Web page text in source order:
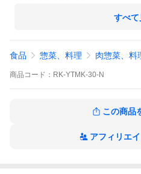
・ 純系名古屋コーチン 正肉(モモ
・ 純系名古屋コーチン 鶏皮串5
年間販売総数 250,000本以上の実
まみ お取り寄せ 詰め合わせ グル
元 お歳暮 敬老の日 父の日 母の
すべて
食品 惣菜、料理 肉惣菜、料
商品 コード： RK-YTMK-30-N
この商品
アフィリエ